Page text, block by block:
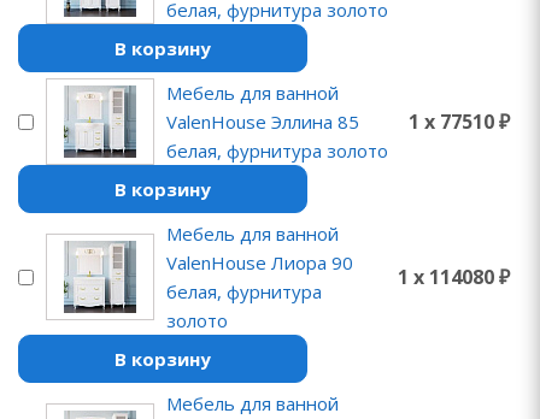
белая, фурнитура золото
В корзину
Мебель для ванной
ValenHouse Эллина 85
белая, фурнитура золото
1 x 77510 ₽
В корзину
Мебель для ванной
ValenHouse Лиора 90
белая, фурнитура
золото
1 x 114080 ₽
В корзину
Мебель для ванной